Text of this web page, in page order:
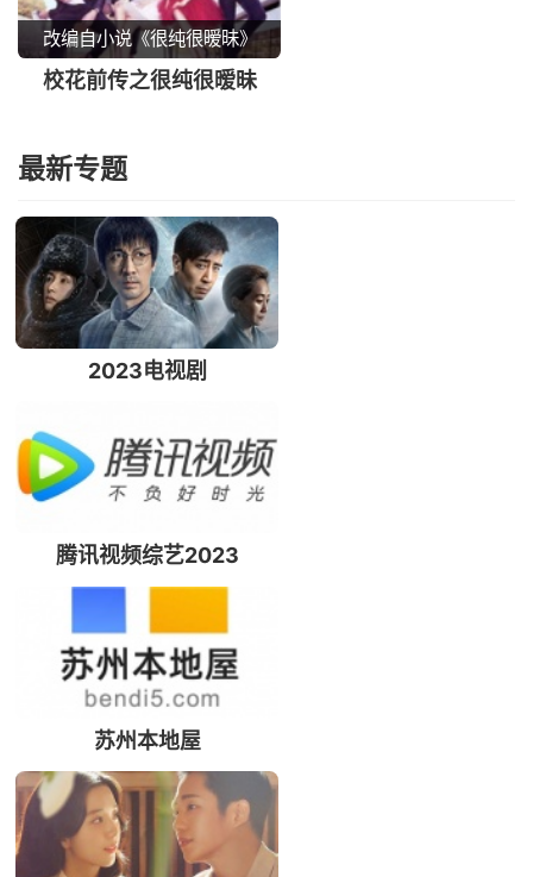
改编自小说《很纯很暧昧》
校花前传之很纯很暧昧
最新专题
2023电视剧
腾讯视频综艺2023
苏州本地屋